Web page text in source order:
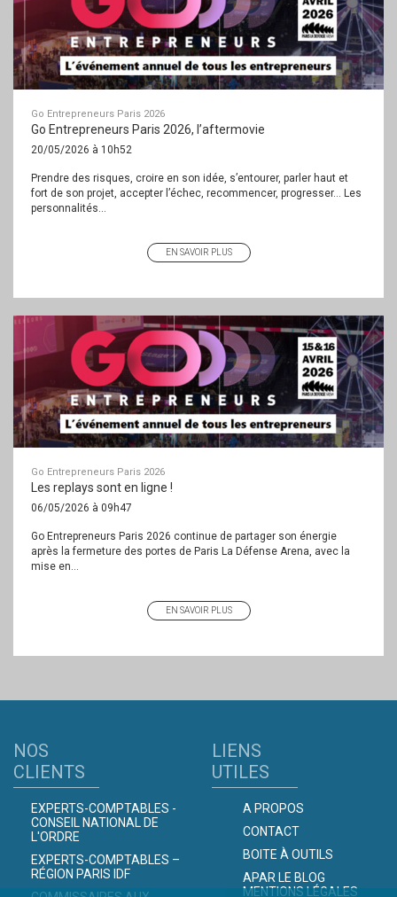
Go Entrepreneurs Paris 2026
Go Entrepreneurs Paris 2026, l’aftermovie
20/05/2026 à 10h52
Prendre des risques, croire en son idée, s’entourer, parler haut et
fort de son projet, accepter l’échec, recommencer, progresser… Les
personnalités...
EN SAVOIR PLUS
Go Entrepreneurs Paris 2026
Les replays sont en ligne !
06/05/2026 à 09h47
Go Entrepreneurs Paris 2026 continue de partager son énergie
après la fermeture des portes de Paris La Défense Arena, avec la
mise en...
EN SAVOIR PLUS
NOS
CLIENTS
EXPERTS-COMPTABLES -
CONSEIL NATIONAL DE
L'ORDRE
EXPERTS-COMPTABLES –
RÉGION PARIS IDF
LIENS
UTILES
A PROPOS
CONTACT
BOITE À OUTILS
APAR LE BLOG
MENTIONS LÉGALES